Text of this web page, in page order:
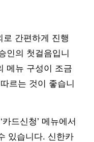
로 간편하게 진행
인의 첫걸음입니
메뉴 구성이 조금
르는 것이 좋습니
드신청’ 메뉴에서
있습니다. 신한카